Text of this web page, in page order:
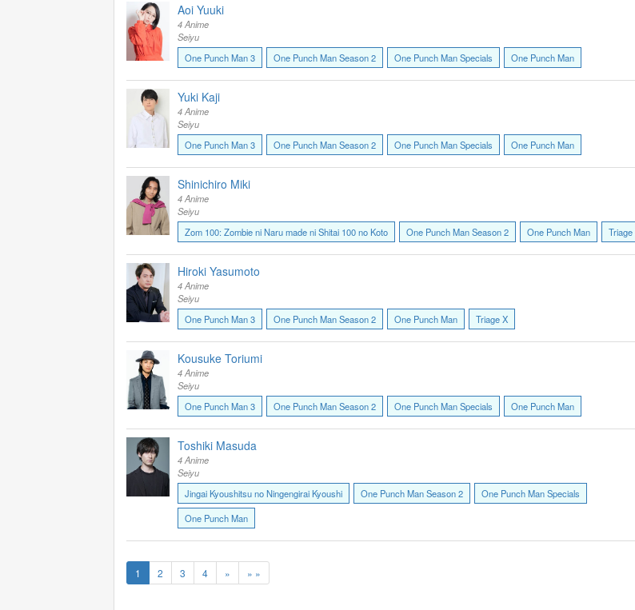
Aoi Yuuki
4 Anime
Seiyu
One Punch Man 3
One Punch Man Season 2 One Punch Man Specials One Punch Man
Yuki Kaji
4 Anime
Seiyu
One Punch Man 3
One Punch Man Season 2 One Punch Man Specials One Punch Man
Shinichiro Miki
4 Anime
Seiyu
Zom 100: Zombie ni Naru made ni Shitai 100 no Koto
One Punch Man Season 2 One Punch Man Triage
Hiroki Yasumoto
4 Anime
Seiyu
One Punch Man 3
One Punch Man Season 2 One Punch Man Triage X
Kousuke Toriumi
4 Anime
Seiyu
One Punch Man 3
One Punch Man Season 2 One Punch Man Specials One Punch Man
Toshiki Masuda
4 Anime
Seiyu
Jingai Kyoushitsu no Ningengirai Kyoushi
One Punch Man Season 2
One Punch Man Specials
One Punch Man
1 2 3 4 » » »